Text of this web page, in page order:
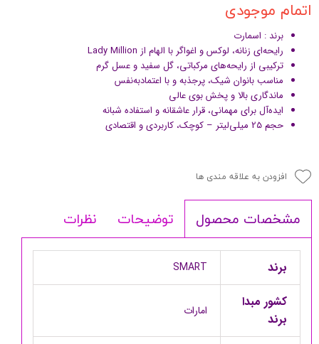
اتمام موجودی
برند : اسمارت
رایحه‌ای زنانه، لوکس و اغواگر با الهام از Lady Million
ترکیبی از رایحه‌های مرکباتی، گل سفید و عسل گرم
مناسب بانوان شیک، پرجذبه و با اعتمادبه‌نفس
ماندگاری بالا و پخش بوی عالی
ایده‌آل برای مهمانی، قرار عاشقانه و استفاده شبانه
حجم 25 میلی‌لیتر – کوچک، کاربردی و اقتصادی
افزودن به علاقه مندی ها
مشخصات محصول توضیحات نظرات
برند SMART
کشور مبدا
برند
امارات